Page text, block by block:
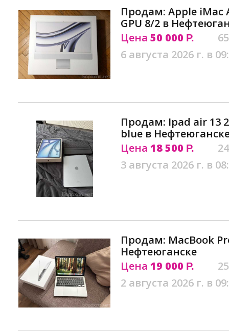
Продам: Apple iMac
GPU 8/2 в
Цена 50 000 Р.
6 августа 2026 г. в
Продам: Ipad air 13
blue в
Цена 18 500 Р.
3 августа 2026 г. в
Продам: MacBook
Нефтеюганске
Цена 19 000 Р.
2 августа 2026 г. в